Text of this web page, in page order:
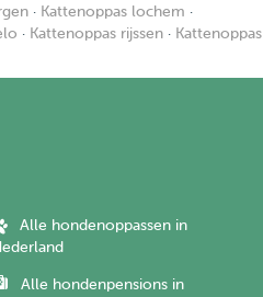
· Kattenoppas lochem ·
· Kattenoppas rijssen · Kattenoppas
Alle hondenoppassen in
Alle hondenpensions in